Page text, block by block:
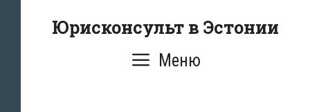
Юрисконсульт в Эстонии
Меню